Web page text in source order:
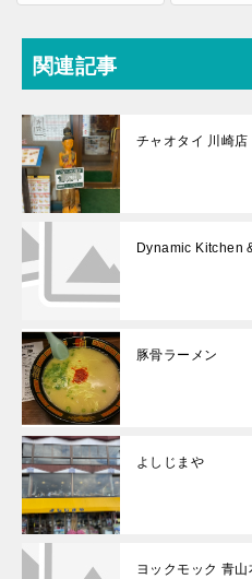
関連記事
チャオタイ 川崎店
Dynamic Kitchen
豚骨ラーメン
よしじまや
ヨックモック 青山